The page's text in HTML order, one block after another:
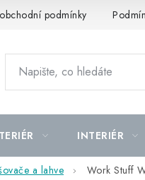
podmínky
INTERIÉR
a lahve Work Stuff